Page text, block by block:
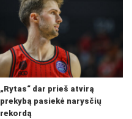
„Rytas“ dar prieš atvirą
prekybą pasiekė narysčių
rekordą